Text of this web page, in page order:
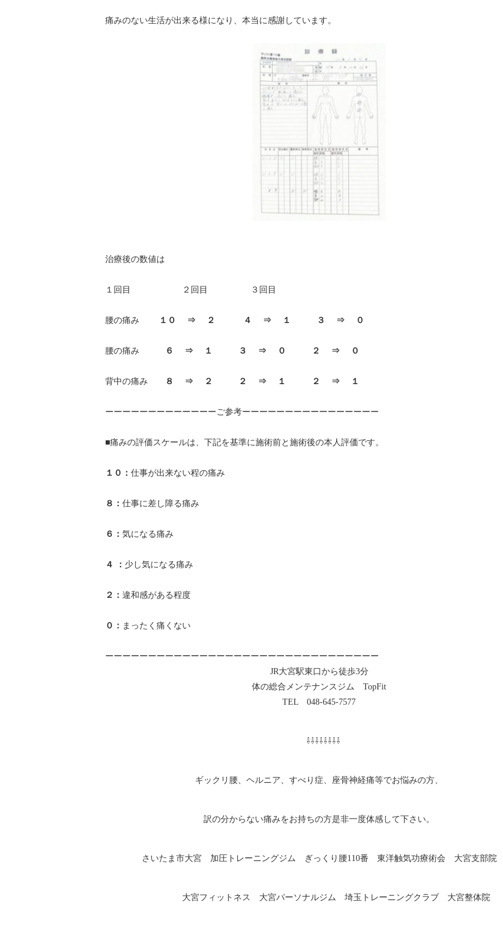
痛みのない生活が出来る様になり、本当に感謝しています。
治療後の数値は
１回目 ２回目 ３回目
腰の痛み １０ ⇒ ２ ４ ⇒ １ ３ ⇒ ０
腰の痛み ６ ⇒ １ ３ ⇒ ０ ２ ⇒ ０
背中の痛み ８ ⇒ ２ ２ ⇒ １ ２ ⇒ １
ーーーーーーーーーーーーーご参考ーーーーーーーーーーーーーーーー
■痛みの評価スケールは、下記を基準に施術前と施術後の本人評価です。
１０： 仕事が出来ない程の痛み
８： 仕事に差し障る痛み
６： 気になる痛み
４ ： 少し気になる痛み
２： 違和感がある程度
０： まったく痛くない
ーーーーーーーーーーーーーーーーーーーーーーーーーーーーーーーー
JR大宮駅東口から徒歩3分
体の総合メンテナンスジム TopFit
TEL 048-645-7577
⇩⇩⇩⇩⇩⇩⇩⇩
ギックリ腰、ヘルニア、すべり症、座骨神経痛等でお悩みの方、
訳の分からない痛みをお持ちの方是非一度体感して下さい。
さいたま市大宮 加圧トレーニングジム ぎっくり腰110番 東洋触気功療術会 大宮支部院
大宮フィットネス 大宮パーソナルジム 埼玉トレーニングクラブ 大宮整体院